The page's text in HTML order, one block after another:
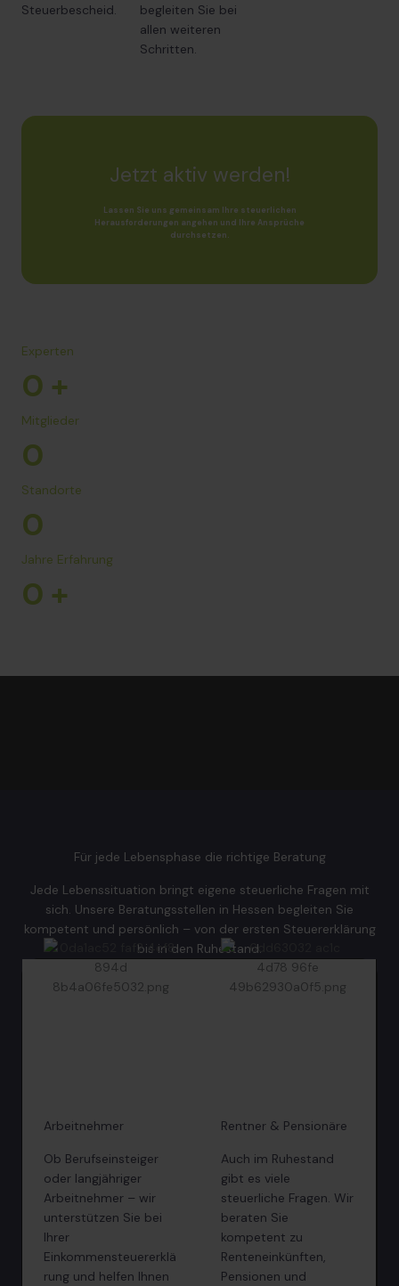
Steuerbescheid.
begleiten Sie bei
allen weiteren
Schritten.
Jetzt aktiv werden!
Lassen Sie uns gemeinsam Ihre steuerlichen
Herausforderungen angehen und Ihre Ansprüche
durchsetzen.
Experten
0 +
Mitglieder
0
Standorte
0
Jahre Erfahrung
0 +
Für jede Lebensphase die richtige Beratung
Jede Lebenssituation bringt eigene steuerliche Fragen mit
sich. Unsere Beratungsstellen in Hessen begleiten Sie
kompetent und persönlich – von der ersten Steuererklärung
bis in den Ruhestand.
Arbeitnehmer
Ob Berufseinsteiger
oder langjähriger
Arbeitnehmer – wir
unterstützen Sie bei
Ihrer
Einkommensteuererklä
rung und helfen Ihnen
Rentner & Pensionäre
Auch im Ruhestand
gibt es viele
steuerliche Fragen. Wir
beraten Sie
kompetent zu
Renteneinkünften,
Pensionen und